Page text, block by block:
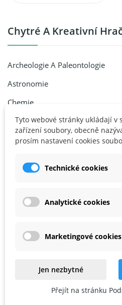
Chytré A Kreativní
Archeologie A Paleontologie
Astronomie
Chemie
Elektro A Elektrotechnika
Knihy
Medicína
Pro Školy A Vzdělávací Instituce
Rozvojové Hračky (barvy,
Tyto webové stránky ukládají v
zařízení soubory, obecně
prosím nastavení cookies
Technické cookies
Analytické cookies
Marketingové cookies
Jen nezbytné
Přejít na stránku